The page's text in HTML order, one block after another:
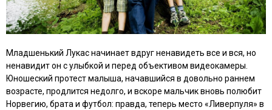
Младшенький Лукас начинает вдруг ненавидеть все и вся, но
ненавидит он с улыбкой и перед объективом видеокамеры.
Юношеский протест малыша, начавшийся в довольно раннем
возрасте, продлится недолго, и вскоре мальчик вновь полюбит
Норвегию, брата и футбол: правда, теперь место «Ливерпуля» в